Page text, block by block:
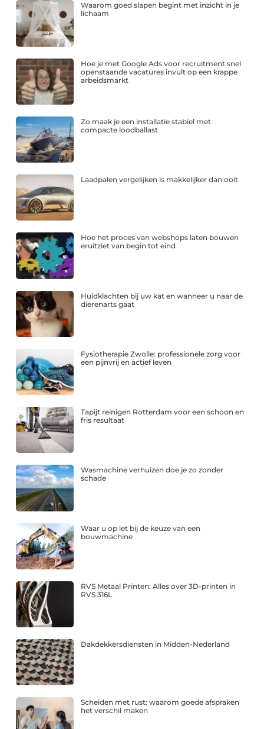
Waarom goed slapen begint met inzicht in je
lichaam
Hoe je met Google Ads voor recruitment snel
openstaande vacatures invult op een krappe
arbeidsmarkt
Zo maak je een installatie stabiel met
compacte loodballast
Laadpalen vergelijken is makkelijker dan ooit
Hoe het proces van webshops laten bouwen
eruitziet van begin tot eind
Huidklachten bij uw kat en wanneer u naar de
dierenarts gaat
Fysiotherapie Zwolle: professionele zorg voor
een pijnvrij en actief leven
Tapijt reinigen Rotterdam voor een schoon en
fris resultaat
Wasmachine verhuizen doe je zo zonder
schade
Waar u op let bij de keuze van een
bouwmachine
RVS Metaal Printen: Alles over 3D-printen in
RVS 316L
Dakdekkersdiensten in Midden-Nederland
Scheiden met rust: waarom goede afspraken
het verschil maken